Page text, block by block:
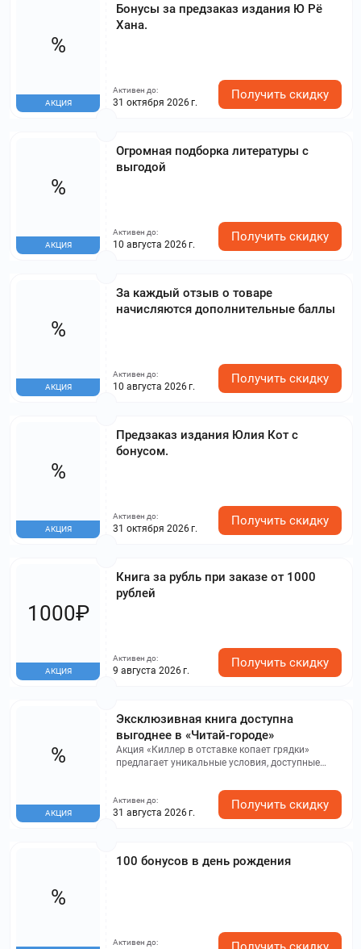
Бонусы за предзаказ издания Ю Рё
Хана.
%
АКЦИЯ
Активен до:
31 октября 2026 г.
Получить скидку
Огромная подборка литературы с
выгодой
%
АКЦИЯ
Активен до:
10 августа 2026 г.
Получить скидку
За каждый отзыв о товаре
начисляются дополнительные баллы
%
АКЦИЯ
Активен до:
10 августа 2026 г.
Получить скидку
Предзаказ издания Юлия Кот с
бонусом.
%
АКЦИЯ
Активен до:
31 октября 2026 г.
Получить скидку
Книга за рубль при заказе от 1000
рублей
1000₽
АКЦИЯ
Активен до:
9 августа 2026 г.
Получить скидку
Эксклюзивная книга доступна
выгоднее в «Читай-городе»
Акция «Киллер в отставке копает грядки»
предлагает уникальные условия, доступные
упустите шанс получить специальные
предложения, посетив данный раздел. Участие в
акции может принести значительные
Спешите воспользоваться данными
предложениями, так как они могут быть
%
АКЦИЯ
Активен до:
31 августа 2026 г.
Получить скидку
100 бонусов в день рождения
%
Активен до: